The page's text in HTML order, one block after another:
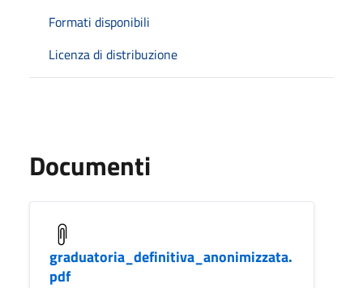
Formati disponibili
Licenza di distribuzione
Documenti
graduatoria_definitiva_anonimizzata.
pdf